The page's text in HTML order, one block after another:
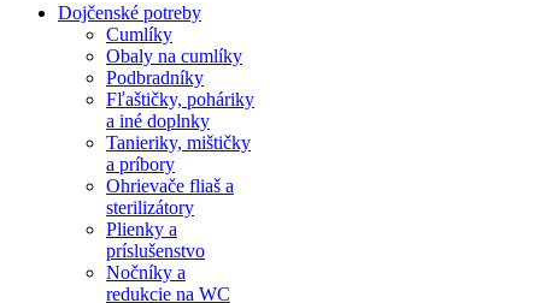
Dojčenské potreby
Cumlíky
Obaly na cumlíky
Podbradníky
Fľaštičky, poháriky
a iné doplnky
Tanieriky, mištičky
a príbory
Ohrievače fliaš a
sterilizátory
Plienky a
príslušenstvo
Nočníky a
redukcie na WC